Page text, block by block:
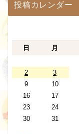
投稿カレンダー
日 月
2
3
9
10
16
17
23
24
30
31